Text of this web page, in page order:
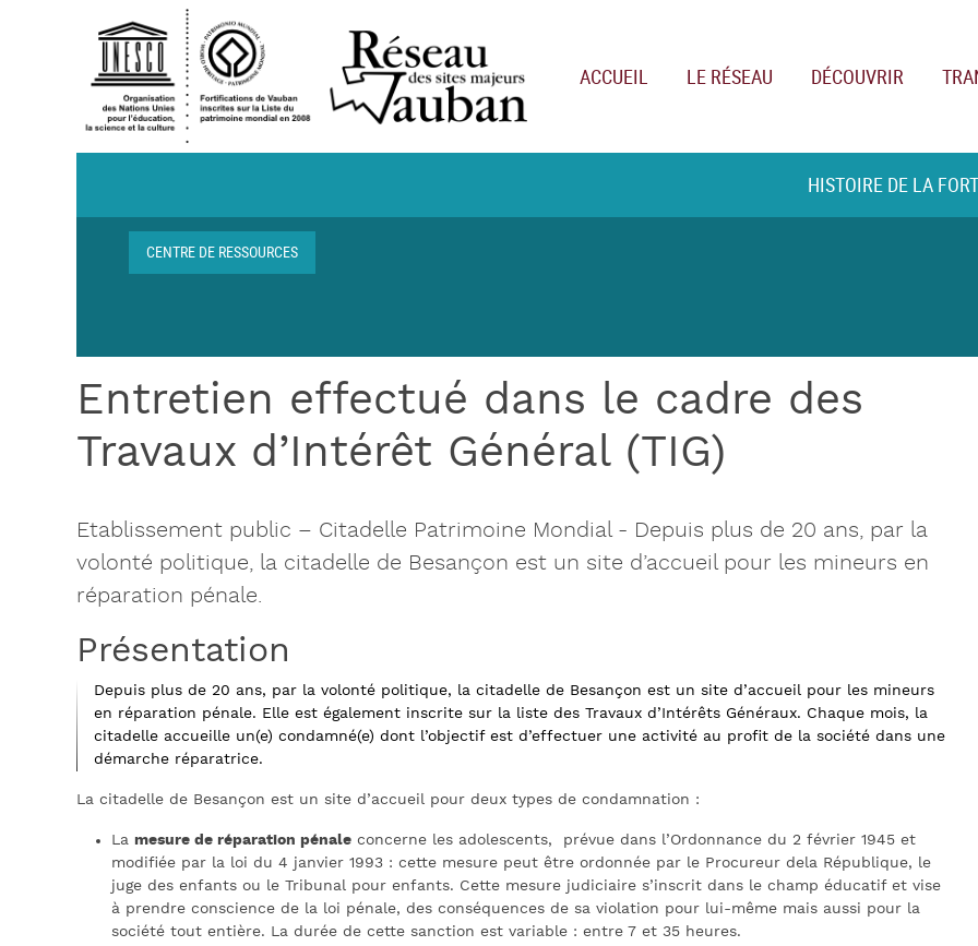
Aller au contenu principal
ACCUEIL LE RÉSEAU DÉCOUVRIR
Fil d'Ariane
CENTRE DE RESSOURCES
HISTOIRE DE LA
Entretien effectué dans le cadre des
Travaux d’Intérêt Général (TIG)
Etablissement public – Citadelle Patrimoine Mondial- Depuis plus de 20 ans, par la
volonté politique, la citadelle de Besançon est un site d’accueil pour les mineurs en
réparation pénale.
Présentation
Depuis plus de 20 ans, par la volonté politique, la citadelle de Besançon est un site d’accueil pour les mineurs
en réparation pénale. Elle est également inscrite sur la liste des Travaux d’Intérêts Généraux. Chaque mois, la
citadelle accueille un(e) condamné(e) dont l’objectif est d’effectuer une activité au profit de la société dans une
démarche réparatrice.
La citadelle de Besançon est un site d’accueil pour deux types de condamnation :
La mesure de réparation pénale concerne les adolescents, prévue dans l’Ordonnance du 2 février 1945 et
modifiée par la loi du 4 janvier 1993 : cette mesure peut être ordonnée par le Procureur dela République, le
juge des enfants ou le Tribunal pour enfants. Cette mesure judiciaire s’inscrit dans le champ éducatif et vise
à prendre conscience de la loi pénale, des conséquences de sa violation pour lui-même mais aussi pour la
société tout entière. La durée de cette sanction est variable : entre 7 et 35 heures.